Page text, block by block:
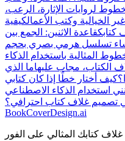
لروايات الإثارة، الرعب،
الخيالية وكتب الأعمالكيفية
كتابكقاعدة الاثنين: الجمع بين
تسلسل هرمي بصري بحجم
المثالية باستخدام الذكاء
الكتاب، مجاب عليهاما الذي
كيف أختار خطًا إذا كان كتابي
استخدام الذكاء الاصطناعي
تصميم غلاف كتاب احترافي؟
BookCoverDesign.ai